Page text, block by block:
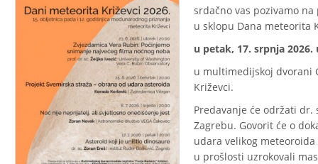
srdačno vas pozivamo
u sklopu Dana meteorita
u petak, 17. srpnja 2026.
u multimedijskoj dvorani
Križevci.
Predavanje će održati dr.
Zagrebu. Govorit će o
udara velikog
u prošlosti uzrokovali